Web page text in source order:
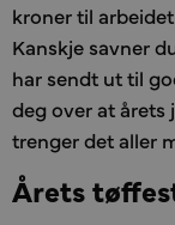
kroner til
Kanskje savner
har sendt ut til
deg over at årets
trenger det aller
Årets